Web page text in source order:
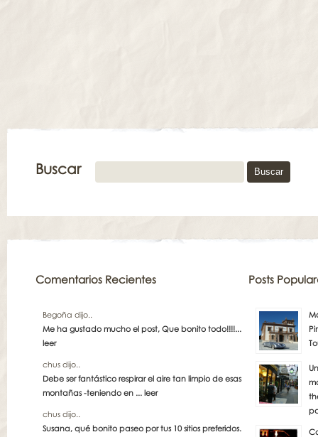
Buscar
Comentarios Recientes
Begoña dijo..
Me ha gustado mucho el post, Que bonito todo!!!!...
leer
chus dijo..
Debe ser fantástico respirar el aire tan limpio de esas
montañas -teniendo en ... leer
chus dijo..
Susana, qué bonito paseo por tus 10 sitios preferidos.
Posts